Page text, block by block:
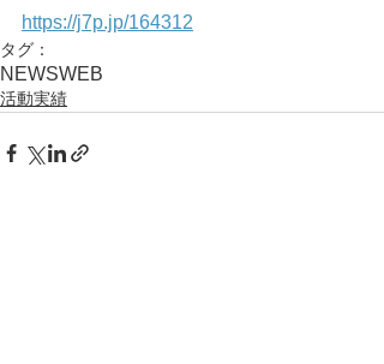
https://j7p.jp/164312
タグ：
NEWSWEB
活動実績